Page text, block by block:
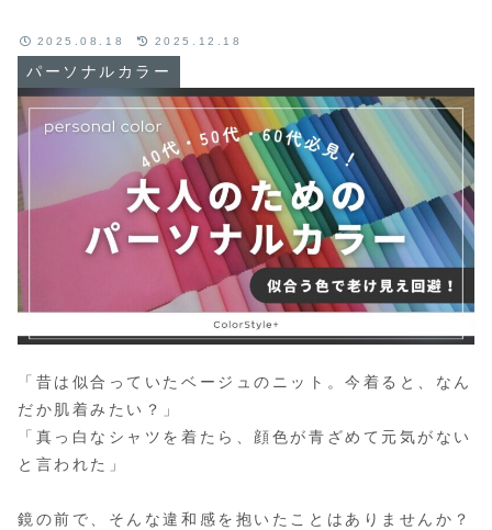
パーソナルカラー
2025.08.18 2025.12.18
「昔は似合っていたベージュのニット。今着ると、なん
だか肌着みたい？」
「真っ白なシャツを着たら、顔色が青ざめて元気がない
と言われた」
鏡の前で、そんな違和感を抱いたことはありませんか？